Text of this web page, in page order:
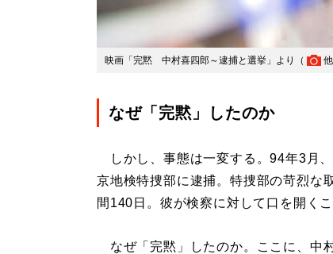
映画「完黙 中村喜四郎～逮捕と選挙」より（
なぜ「完黙」したのか
しかし、事態は一変する。94年3月
京地検特捜部に逮捕。特捜部の苛烈な
間140日。彼が検察に対して口を開くこ
なぜ「完黙」したのか。ここに、中